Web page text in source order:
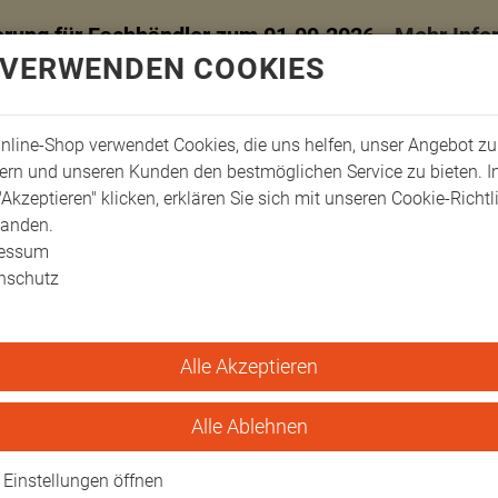
für Fachhändler zum 01.09.2026 -Mehr
Fix-Verbandschienen 40x11 cm
40x11 cm
COOKIES
Shop verwendet Cookies, die uns helfen, unser Angebot zu
und unseren Kunden den bestmöglichen Service zu bieten.
klicken, erklären Sie sich mit unseren Cookie-
Alle Akzeptieren
Alle Ablehnen
Einstellungen öffnen